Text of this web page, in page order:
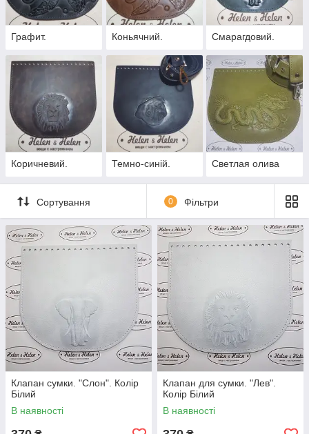
Графит. Коньячний. Смарагдовий.
Коричневий. Темно-синій. Светлая олива
Сортування 0 Фільтри
Клапан сумки. "Слон". Колір
Білий
В наявності
Клапан для сумки. "Лев".
Колір Білий
В наявності